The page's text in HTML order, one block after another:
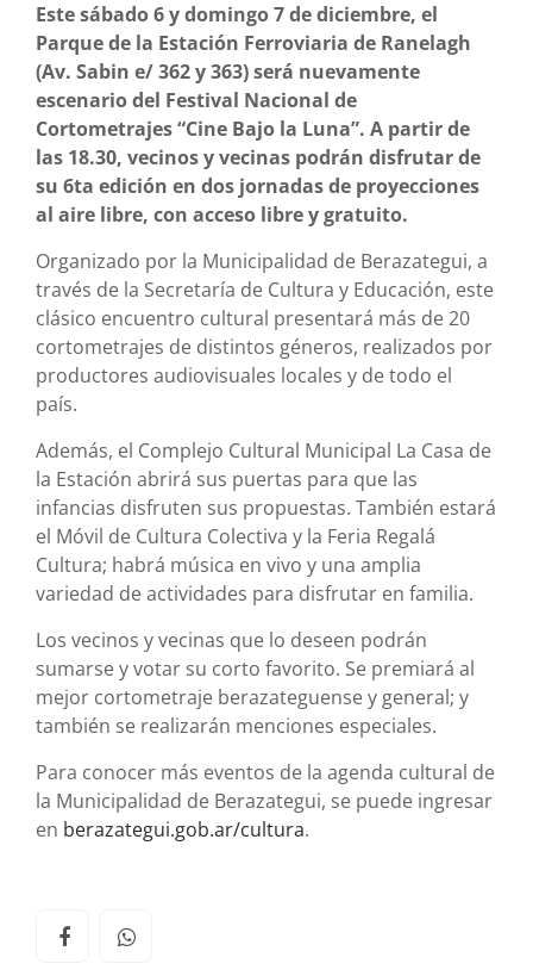
Este sábado 6 y domingo 7 de diciembre, el
Parque de la Estación Ferroviaria de Ranelagh
(Av. Sabin e/ 362 y 363) será nuevamente
escenario del Festival Nacional de
Cortometrajes “Cine Bajo la Luna”. A partir de
las 18.30, vecinos y vecinas podrán disfrutar de
su 6ta edición en dos jornadas de proyecciones
al aire libre, con acceso libre y gratuito.
Organizado por la Municipalidad de Berazategui, a
través de la Secretaría de Cultura y Educación, este
clásico encuentro cultural presentará más de 20
cortometrajes de distintos géneros, realizados por
productores audiovisuales locales y de todo el
país.
Además, el Complejo Cultural Municipal La Casa de
la Estación abrirá sus puertas para que las
infancias disfruten sus propuestas. También estará
el Móvil de Cultura Colectiva y la Feria Regalá
Cultura; habrá música en vivo y una amplia
variedad de actividades para disfrutar en familia.
Los vecinos y vecinas que lo deseen podrán
sumarse y votar su corto favorito. Se premiará al
mejor cortometraje berazateguense y general; y
también se realizarán menciones especiales.
Para conocer más eventos de la agenda cultural de
la Municipalidad de Berazategui, se puede ingresar
en berazategui.gob.ar/cultura.